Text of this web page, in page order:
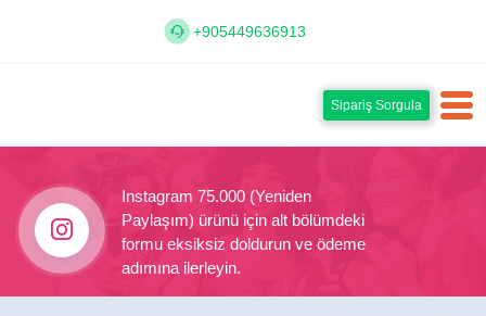
+905449636913
Sipariş Sorgula
Instagram 75.000 (Yeniden
Paylaşım) ürünü için alt bölümdeki
formu eksiksiz doldurun ve ödeme
adımına ilerleyin.